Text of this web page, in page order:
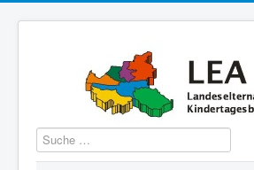
Suchen